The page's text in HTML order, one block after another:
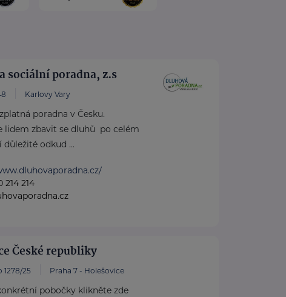
sociální poradna, z.s
Karlovy Vary
poradna v Česku.
lidem zbavit se dluhů po celém
důležité odkud ...
214 214
České republiky
1278/25 Praha 7 - Holešovice
pobočky klikněte zde